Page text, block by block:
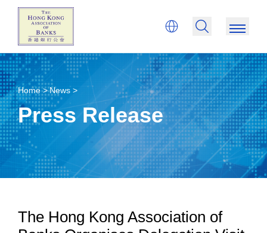
Home >News >
Press Release
The Hong Kong Association of